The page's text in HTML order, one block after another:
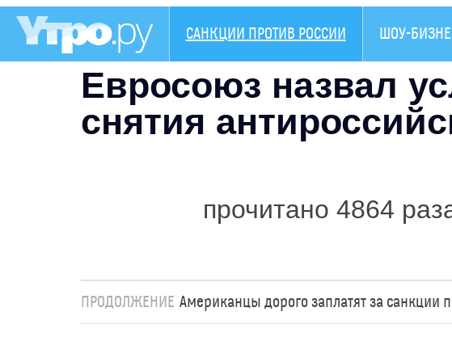
САНКЦИИ ПРОТИВ РОССИИ ШОУ-
Евросоюз назвал
снятия
прочитано 4864
ПРОДОЛЖЕНИЕ Американцы дорого заплатят за санкции